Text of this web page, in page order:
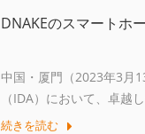
DNAKEのスマートホ
中国・厦門（2023年3月
（IDA）において、卓越
たします。
続きを読む